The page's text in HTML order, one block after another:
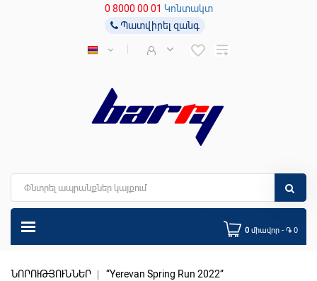
0 8000 00 01 Կոնտակտ
Պատվիրել զանգ
0 միավոր - ֏ 0
ՆՈՐՈՒԹՅՈՒՆՆԵՐ “Yerevan Spring Run 2022”